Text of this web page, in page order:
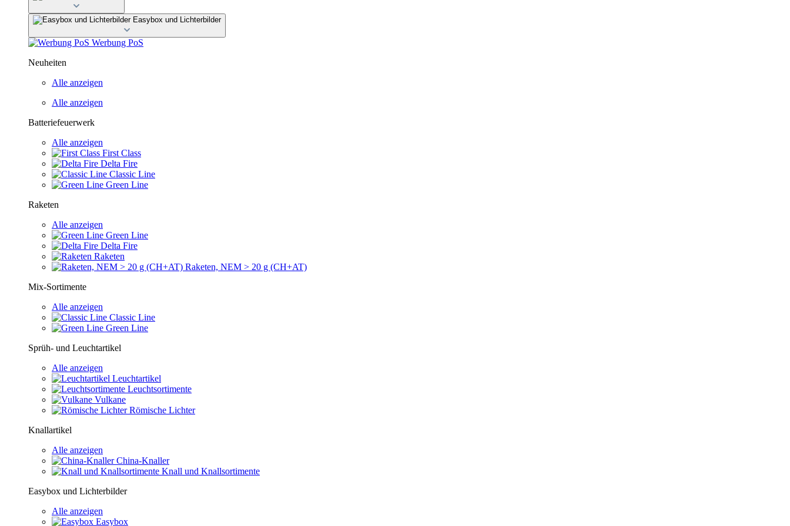
Easybox und Lichterbilder
Werbung PoS
Neuheiten
Alle anzeigen
Alle anzeigen
Batteriefeuerwerk
Alle anzeigen
First Class
Delta Fire
Classic Line
Green Line
Raketen
Alle anzeigen
Green Line
Delta Fire
Raketen
Raketen, NEM > 20 g (CH+AT)
Mix-Sortimente
Alle anzeigen
Classic Line
Green Line
Sprüh- und Leuchtartikel
Alle anzeigen
Leuchtartikel
Leuchtsortimente
Vulkane
Römische Lichter
Knallartikel
Alle anzeigen
China-Knaller
Knall und Knallsortimente
Easybox und Lichterbilder
Alle anzeigen
Easybox